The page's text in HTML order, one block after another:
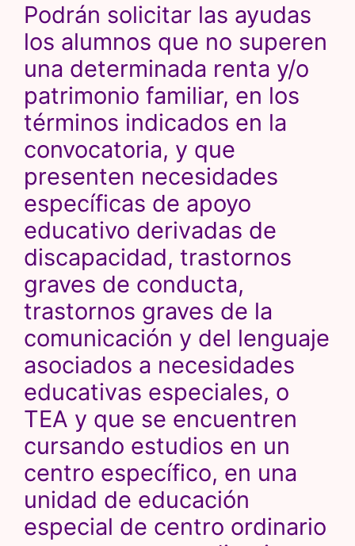
Podrán solicitar las ayudas
los alumnos que no superen
una determinada renta y/o
patrimonio familiar, en los
términos indicados en la
convocatoria, y que
presenten necesidades
específicas de apoyo
educativo derivadas de
discapacidad, trastornos
graves de conducta,
trastornos graves de la
comunicación y del lenguaje
asociados a necesidades
educativas especiales, o
TEA y que se encuentren
cursando estudios en un
centro específico, en una
unidad de educación
especial de centro ordinario